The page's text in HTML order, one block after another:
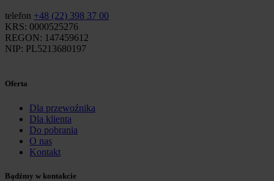
telefon +48 (22) 398 37 00
KRS: 0000525276
REGON: 147459612
NIP: PL5213680197
Oferta
Dla przewoźnika
Dla klienta
Do pobrania
O nas
Kontakt
Bądźmy w kontakcie